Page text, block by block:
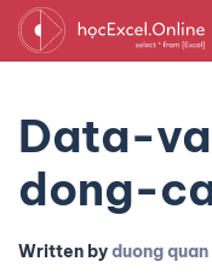
Data-
dong-
Written byduong quan